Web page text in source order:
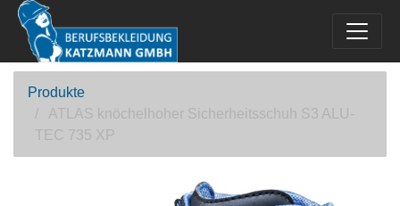
Produkte
ATLAS knöchelhoher Sicherheitsschuh S3 ALU-
TEC 735 XP